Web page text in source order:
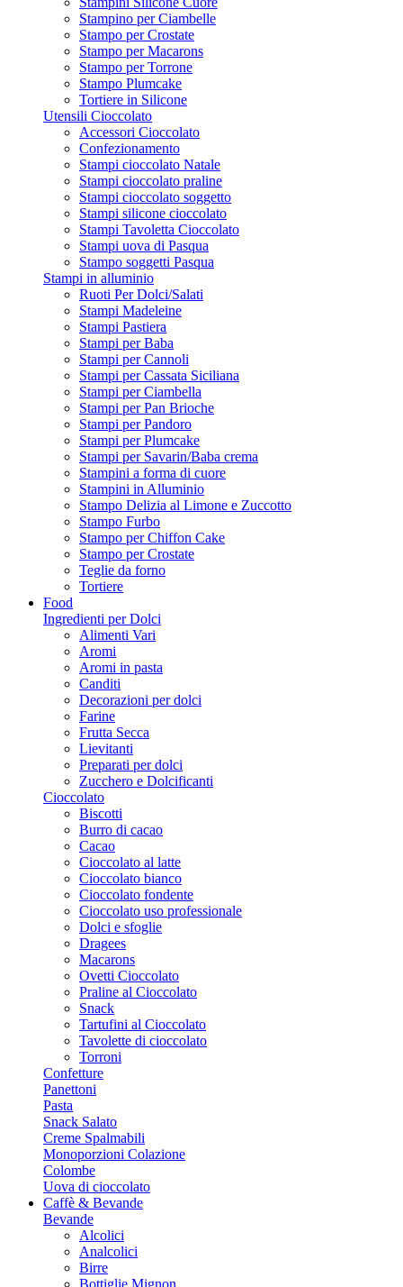
Stampino per Ciambelle
Stampo per Crostate
Stampo per Macarons
Stampo per Torrone
Stampo Plumcake
Tortiere in Silicone
Utensili Cioccolato
Accessori Cioccolato
Confezionamento
Stampi cioccolato Natale
Stampi cioccolato praline
Stampi cioccolato soggetto
Stampi silicone cioccolato
Stampi Tavoletta Cioccolato
Stampi uova di Pasqua
Stampo soggetti Pasqua
Stampi in alluminio
Ruoti Per Dolci/Salati
Stampi Madeleine
Stampi Pastiera
Stampi per Baba
Stampi per Cannoli
Stampi per Cassata Siciliana
Stampi per Ciambella
Stampi per Pan Brioche
Stampi per Pandoro
Stampi per Plumcake
Stampi per Savarin/Baba crema
Stampini a forma di cuore
Stampini in Alluminio
Stampo Delizia al Limone e Zuccotto
Stampo Furbo
Stampo per Chiffon Cake
Stampo per Crostate
Teglie da forno
Tortiere
Food
Ingredienti per Dolci
Alimenti Vari
Aromi
Aromi in pasta
Canditi
Decorazioni per dolci
Farine
Frutta Secca
Lievitanti
Preparati per dolci
Zucchero e Dolcificanti
Cioccolato
Biscotti
Burro di cacao
Cacao
Cioccolato al latte
Cioccolato bianco
Cioccolato fondente
Cioccolato uso professionale
Dolci e sfoglie
Dragees
Macarons
Ovetti Cioccolato
Praline al Cioccolato
Snack
Tartufini al Cioccolato
Tavolette di cioccolato
Torroni
Confetture
Panettoni
Pasta
Snack Salato
Creme Spalmabili
Monoporzioni Colazione
Colombe
Uova di cioccolato
Caffè & Bevande
Bevande
Alcolici
Analcolici
Birre
Bottiglie Mignon